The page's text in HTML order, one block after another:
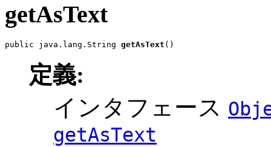
getAsText
public java.lang.String getAsText ()
定義:
インタフェース
getAsText